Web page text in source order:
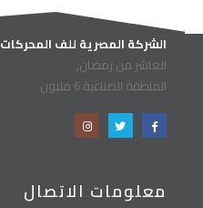
الشركة المصرية للف المحركات
العاشر من رمضان,
المنطقة الصناعية 6 مليون
معلومات الاتصال